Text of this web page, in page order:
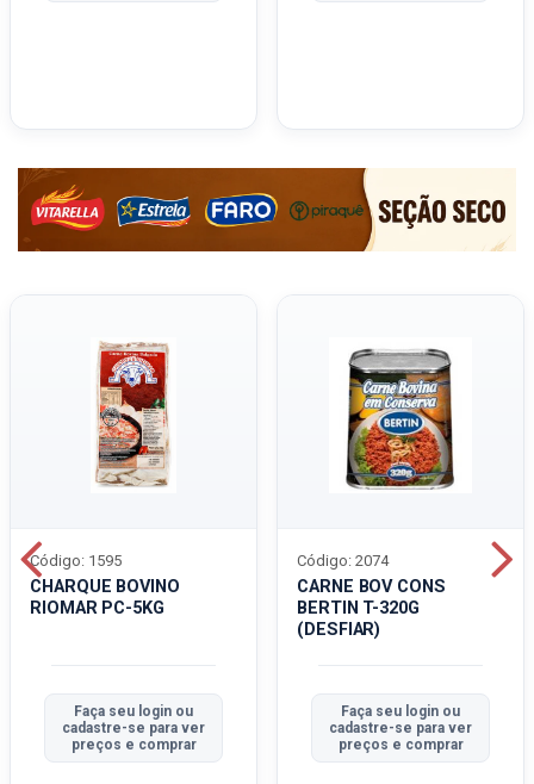
CHARQUE BOVINO
RIOMAR PC-5KG
Código: 1595
Faça seu login ou
cadastre-se para ver
preços e comprar
CARNE BOV CONS
BERTIN T-320G
(DESFIAR)
Código: 2074
Faça seu login ou
cadastre-se para ver
preços e comprar